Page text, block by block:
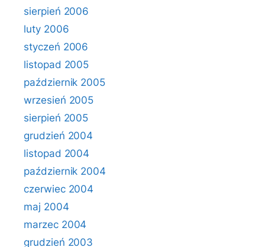
sierpień 2006
luty 2006
styczeń 2006
listopad 2005
październik 2005
wrzesień 2005
sierpień 2005
grudzień 2004
listopad 2004
październik 2004
czerwiec 2004
maj 2004
marzec 2004
grudzień 2003